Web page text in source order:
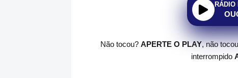
Não tocou? APERTE O PLAY, não
interrompido